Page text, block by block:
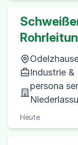
Industrie
persona
Heute